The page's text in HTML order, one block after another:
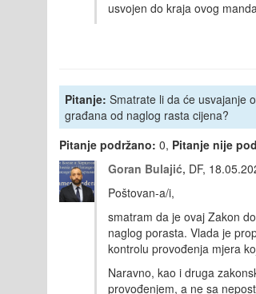
usvojen do kraja ovog
Pitanje: Smatrate li da će usvajanje
građana od naglog rasta cijena?
Pitanje podržano: 0, Pitanje nije
Goran Bulajić, DF,
Poštovan-a/i,
smatram da je ovaj Zakon
naglog porasta. Vlada je
kontrolu provođenja mjera
Naravno, kao i druga
provođenjem, a ne sa